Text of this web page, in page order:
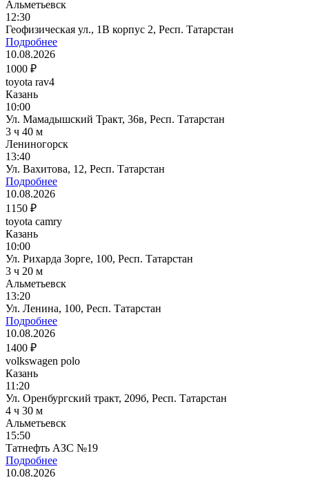
Альметьевск
12:30
Геофизическая ул., 1В корпус 2, Респ. Татарстан
Подробнее
10.08.2026
1000 ₽
toyota rav4
Казань
10:00
Ул. Мамадышский Тракт, 36в, Респ. Татарстан
3 ч 40 м
Лениногорск
13:40
Ул. Вахитова, 12, Респ. Татарстан
Подробнее
10.08.2026
1150 ₽
toyota camry
Казань
10:00
Ул. Рихарда Зорге, 100, Респ. Татарстан
3 ч 20 м
Альметьевск
13:20
Ул. Ленина, 100, Респ. Татарстан
Подробнее
10.08.2026
1400 ₽
volkswagen polo
Казань
11:20
Ул. Оренбургский тракт, 209б, Респ. Татарстан
4 ч 30 м
Альметьевск
15:50
Татнефть АЗС №19
Подробнее
10.08.2026